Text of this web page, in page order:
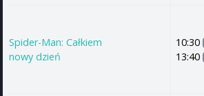
Spider-Man: Całkiem
nowy dzień
10:30
13:40